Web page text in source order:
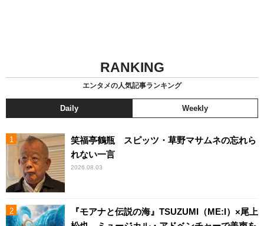
RANKING
エンタメの人気記事ランキング
Daily Weekly
笑福亭鶴瓶 スピッツ・草野マサムネの忘れら
れない一言
2026.08.03
『モアナと伝説の海』TSUZUMI（ME:I）×尾上